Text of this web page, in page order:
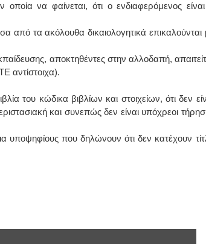
να φαίνεται, ότι ο ενδιαφερόμενος
από τα ακόλουθα δικαιολογητικά επικαλούνται
αποκτηθέντες στην αλλοδαπή,
αντίστοιχα).
του κώδικα βιβλίων και στοιχείων, ότι δεν
και συνεπώς δεν είναι υπόχρεοι
υποψηφίους που δηλώνουν ότι δεν κατέχουν